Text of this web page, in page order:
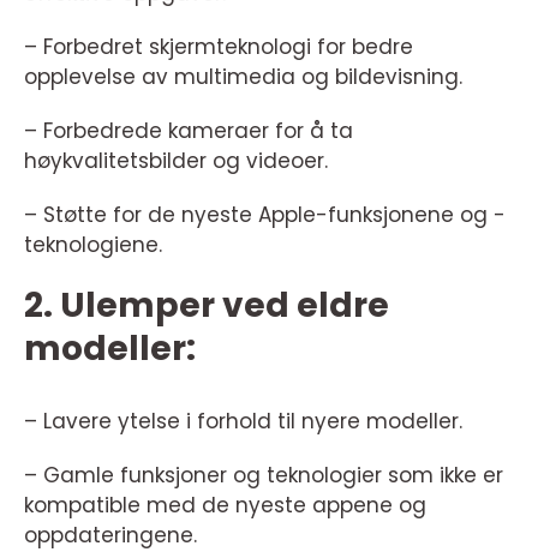
– Forbedret skjermteknologi for bedre
opplevelse av multimedia og bildevisning.
– Forbedrede kameraer for å ta
høykvalitetsbilder og videoer.
– Støtte for de nyeste Apple-funksjonene og -
teknologiene.
2. Ulemper ved eldre
modeller:
– Lavere ytelse i forhold til nyere modeller.
– Gamle funksjoner og teknologier som ikke er
kompatible med de nyeste appene og
oppdateringene.